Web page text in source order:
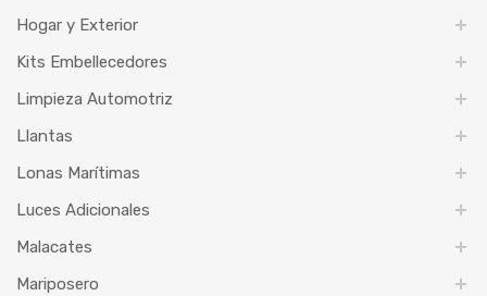
Hogar y Exterior
Kits Embellecedores
Limpieza Automotriz
Llantas
Lonas Marítimas
Luces Adicionales
Malacates
Mariposero